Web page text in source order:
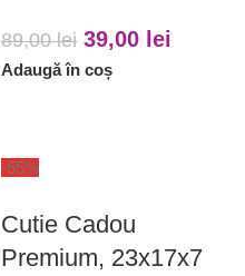
89,00lei 39,00 lei
Adaugă în coș
-55%
Cutie Cadou
Premium, 23x17x7